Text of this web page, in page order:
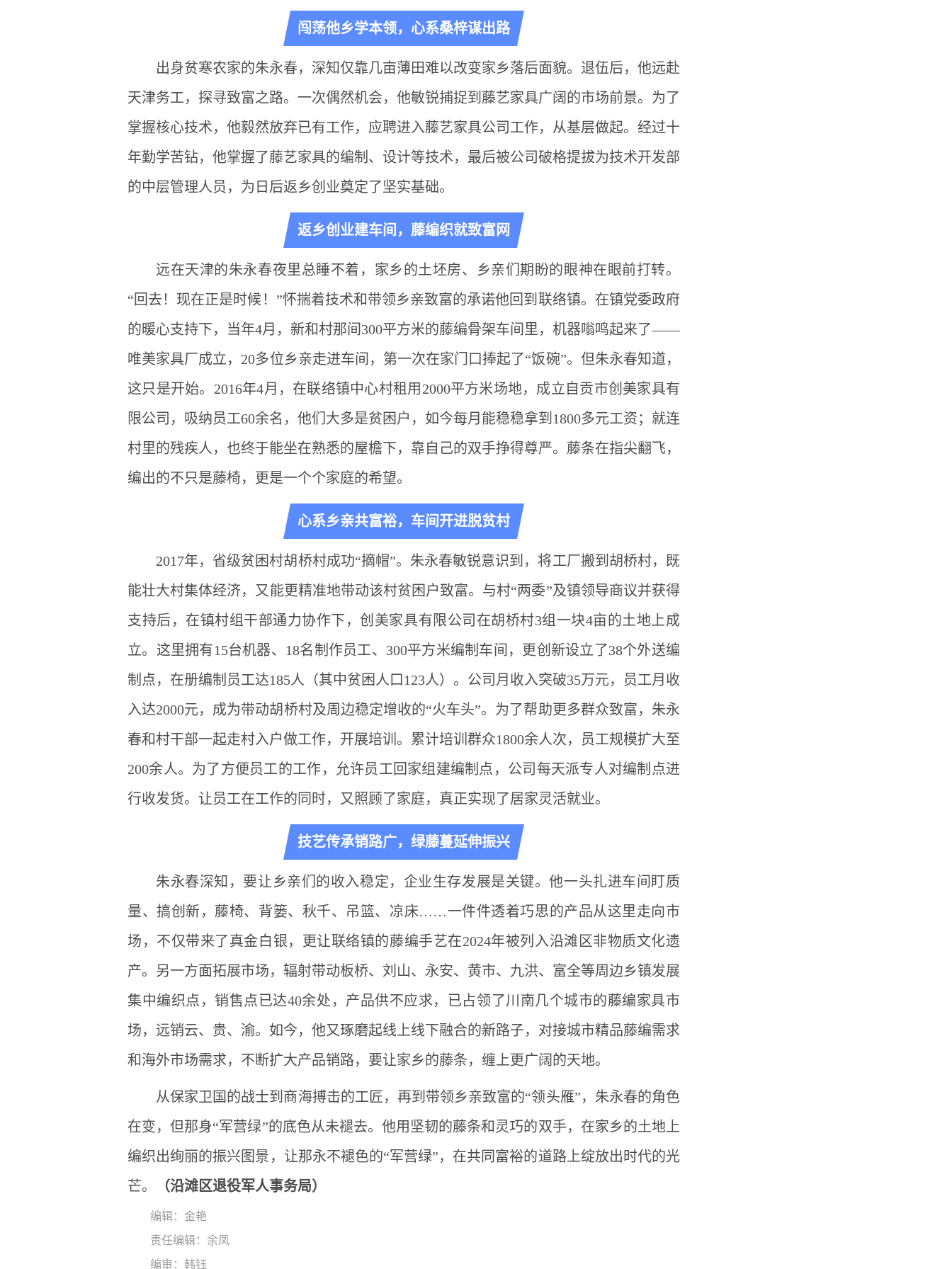
闯荡他乡学本领，心系桑梓谋出路
出身贫寒农家的朱永春，深知仅靠几亩薄田难以改变家乡落后面貌。退伍后，他远赴
天津务工，探寻致富之路。一次偶然机会，他敏锐捕捉到藤艺家具广阔的市场前景。为了
掌握核心技术，他毅然放弃已有工作，应聘进入藤艺家具公司工作，从基层做起。经过十
年勤学苦钻，他掌握了藤艺家具的编制、设计等技术，最后被公司破格提拔为技术开发部
的中层管理人员，为日后返乡创业奠定了坚实基础。
返乡创业建车间，藤编织就致富网
远在天津的朱永春夜里总睡不着，家乡的土坯房、乡亲们期盼的眼神在眼前打转。
“回去！现在正是时候！”怀揣着技术和带领乡亲致富的承诺他回到联络镇。在镇党委政府
的暖心支持下，当年4月，新和村那间300平方米的藤编骨架车间里，机器嗡鸣起来了——
唯美家具厂成立，20多位乡亲走进车间，第一次在家门口捧起了“饭碗”。但朱永春知道，
这只是开始。2016年4月，在联络镇中心村租用2000平方米场地，成立自贡市创美家具有
限公司，吸纳员工60余名，他们大多是贫困户，如今每月能稳稳拿到1800多元工资；就连
村里的残疾人，也终于能坐在熟悉的屋檐下，靠自己的双手挣得尊严。藤条在指尖翻飞，
编出的不只是藤椅，更是一个个家庭的希望。
心系乡亲共富裕，车间开进脱贫村
2017年，省级贫困村胡桥村成功“摘帽”。朱永春敏锐意识到，将工厂搬到胡桥村，既
能壮大村集体经济，又能更精准地带动该村贫困户致富。与村“两委”及镇领导商议并获得
支持后，在镇村组干部通力协作下，创美家具有限公司在胡桥村3组一块4亩的土地上成
立。这里拥有15台机器、18名制作员工、300平方米编制车间，更创新设立了38个外送编
制点，在册编制员工达185人（其中贫困人口123人）。公司月收入突破35万元，员工月收
入达2000元，成为带动胡桥村及周边稳定增收的“火车头”。为了帮助更多群众致富，朱永
春和村干部一起走村入户做工作，开展培训。累计培训群众1800余人次，员工规模扩大至
200余人。为了方便员工的工作，允许员工回家组建编制点，公司每天派专人对编制点进
行收发货。让员工在工作的同时，又照顾了家庭，真正实现了居家灵活就业。
技艺传承销路广，绿藤蔓延伸振兴
朱永春深知，要让乡亲们的收入稳定，企业生存发展是关键。他一头扎进车间盯质
量、搞创新，藤椅、背篓、秋千、吊篮、凉床……一件件透着巧思的产品从这里走向市
场，不仅带来了真金白银，更让联络镇的藤编手艺在2024年被列入沿滩区非物质文化遗
产。另一方面拓展市场，辐射带动板桥、刘山、永安、黄市、九洪、富全等周边乡镇发展
集中编织点，销售点已达40余处，产品供不应求，已占领了川南几个城市的藤编家具市
场，远销云、贵、渝。如今，他又琢磨起线上线下融合的新路子，对接城市精品藤编需求
和海外市场需求，不断扩大产品销路，要让家乡的藤条，缠上更广阔的天地。
从保家卫国的战士到商海搏击的工匠，再到带领乡亲致富的“领头雁”，朱永春的角色
在变，但那身“军营绿”的底色从未褪去。他用坚韧的藤条和灵巧的双手，在家乡的土地上
编织出绚丽的振兴图景，让那永不褪色的“军营绿”，在共同富裕的道路上绽放出时代的光
芒。
（沿滩区退役军人事务局）
编辑：金艳
责任编辑：余凤
编审：韩钰